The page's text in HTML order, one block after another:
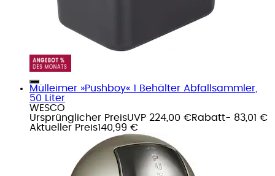
Mülleimer »Pushboy« 1 Behälter Abfallsammler,
50 Liter
WESCO
Ursprünglicher PreisUVP 224,00 €Rabatt- 83,01 €
Aktueller Preis140,99 €